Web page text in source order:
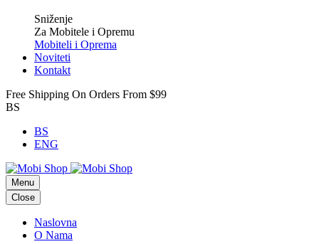
Sniženje
Za Mobitele i Opremu
Mobiteli i Oprema
Noviteti
Kontakt
Free Shipping On Orders From $99
BS
BS
ENG
Menu
Close
Naslovna
O Nama